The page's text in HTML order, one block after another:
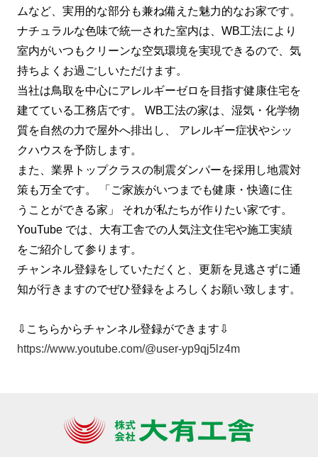
ムなど、実用的な部分も兼ね備えた魅力的なお家です。
ナチュラルな色味で統一された室内は、WB工法により
室内がいつもクリーンな空気環境を実現できるので、気
持ちよくお過ごしいただけます。
当社は鳥取を中心にアレルギーゼロを目指す健康住宅を
建てている工務店です。 WB工法の家は、湿気・化学物
質を自然の力で屋外へ排出し、 アレルギー症状やシッ
クハウスを予防します。
また、業界トップクラスの制震ダンパーを採用し地震対
策も万全です。 「ご家族がいつまでも健康・快適に住
うことができる家」 それが私たちが作りたい家です。
YouTube では、大有工舎での⼈気注⽂住宅や施⼯実績
をご紹介して参ります。
チャンネル登録をしていただくと、更新を⾒逃さずに通
知が⾏きますのでぜひ登録をよろしくお願い致します。
⇩こちらからチャンネル登録ができます⇩
https://www.youtube.com/@user-yp9qj5lz4m